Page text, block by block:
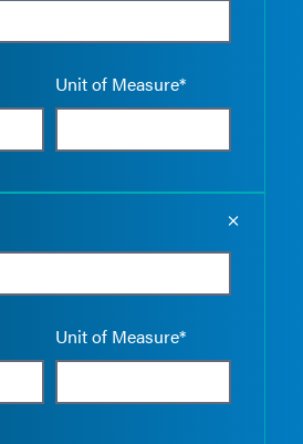
Unit of Measure*
Unit of Measure*